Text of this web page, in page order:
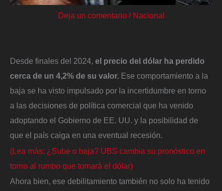
Deja un comentario / Nacional
Desde finales del 2024, el precio del dólar ha perdido
cerca de un 4,2% de su valor. Ese comportamiento a la
baja se ha visto impulsado por la incertidumbre en torno
a las decisiones de política comercial que ha venido
adoptando el Gobierno de EE. UU. y la posibilidad de
que el país caiga en una eventual recesión.
(Lea más: ¿Sube o baja? UBS cambia su pronóstico en
torno al rumbo que tomará el dólar)
Ahora bien, ese debilitamiento también no solo ha tenido